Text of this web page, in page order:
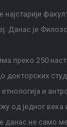
Данас је
преко 250
етнологија и
од једног
данас не само